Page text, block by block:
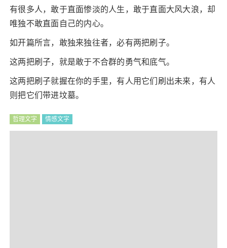
有很多人，敢于直面惨淡的人生，敢于直面大风大浪，却
唯独不敢直面自己的内心。
如开篇所言，敢独来独往者，必有两把刷子。
这两把刷子，就是敢于不合群的勇气和底气。
这两把刷子就握在你的手里，有人用它们刷出未来，有人
则把它们带进坟墓。
哲理文字 情感文字